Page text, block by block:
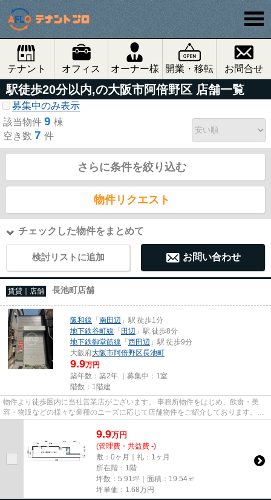
テナント オフィス オーナー様 開業・移転 お問合せ
駅徒歩20分以内,の大阪市阿倍野区 店舗一覧
募集中のみ表示
該当物件 9 棟
空き数 7 件
さらに条件を絞り込む
物件リクエスト
チェックした物件をまとめて
検討リストに追加 お問い合わせ
賃貸｜店舗 長池町店舗
阪和線 「南田辺 」駅 徒歩1分
地下鉄谷町線 「田辺 」駅 徒歩8分
地下鉄御堂筋線 「西田辺 」駅 徒歩9分
大阪府大阪市阿倍野区長池町
9.9万円
築年数：築2年 ｜募集中： 1室
階数：1階建
物件より徒歩圏内に当社営業店がございます。 事務所物件をはじめ、飲食・美
容・物販などの様々な業種のニーズに応じて店舗物件をご紹介しております。
尚、弊社ではおとり広告は一切...
9.9万円
(管理費・共益費 -)
敷：0ヶ月｜礼：1ヶ月
所在階：1階
坪数：5.91坪｜面積：19.54㎡
坪単価： 1.68万円